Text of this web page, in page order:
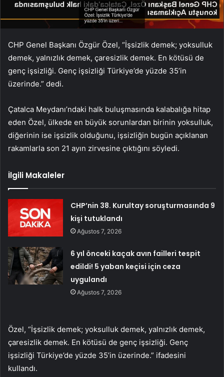
CHP Genel Başkanı Özgür Özel, “İşsizlik demek; yoksulluk
demek, yalnızlık demek, çaresizlik demek. En kötüsü de
genç işsizliği. Genç işsizliği Türkiye’de yüzde 35’in
üzerinde.” dedi.
Çatalca Meydanı’ndaki halk buluşmasında kalabalığa hitap
eden Özel, ülkede en büyük sorunlardan birinin yoksulluk,
diğerinin ise işsizlik olduğunu, işsizliğin bugün açıklanan
rakamlarla son 21 ayın zirvesine çıktığını söyledi.
İlgili Makaleler
CHP’nin 38. Kurultay soruşturmasında 9
kişi tutuklandı
Ağustos 7, 2026
6 yıl önceki kaçak avın failleri tespit
edildi! 5 yaban keçisi için ceza
uygulandı
Ağustos 7, 2026
Özel, “İşsizlik demek; yoksulluk demek, yalnızlık demek,
çaresizlik demek. En kötüsü de genç işsizliği. Genç
işsizliği Türkiye’de yüzde 35’in üzerinde.” ifadesini
kullandı.